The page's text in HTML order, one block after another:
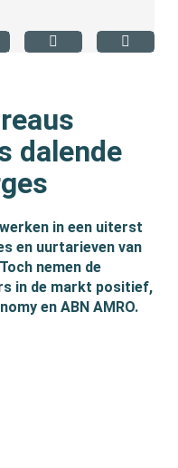
dalende
in een uiterst
en uurtarieven van
nemen de
in de markt positief,
en ABN AMRO.